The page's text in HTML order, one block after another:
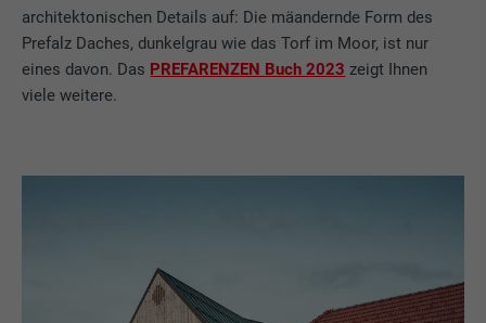
architektonischen Details auf: Die mäandernde Form des
Prefalz Daches, dunkelgrau wie das Torf im Moor, ist nur
eines davon. Das PREFARENZEN Buch 2023 zeigt Ihnen
viele weitere.